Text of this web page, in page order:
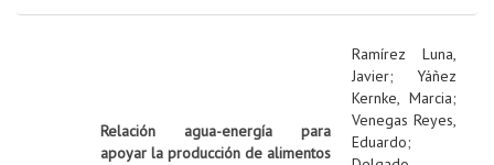
Relación agua-energía para
apoyar la producción de alimentos
Ramírez Luna,
Javier; Yáñez
Kernke, Marcia;
Venegas Reyes,
Eduardo;